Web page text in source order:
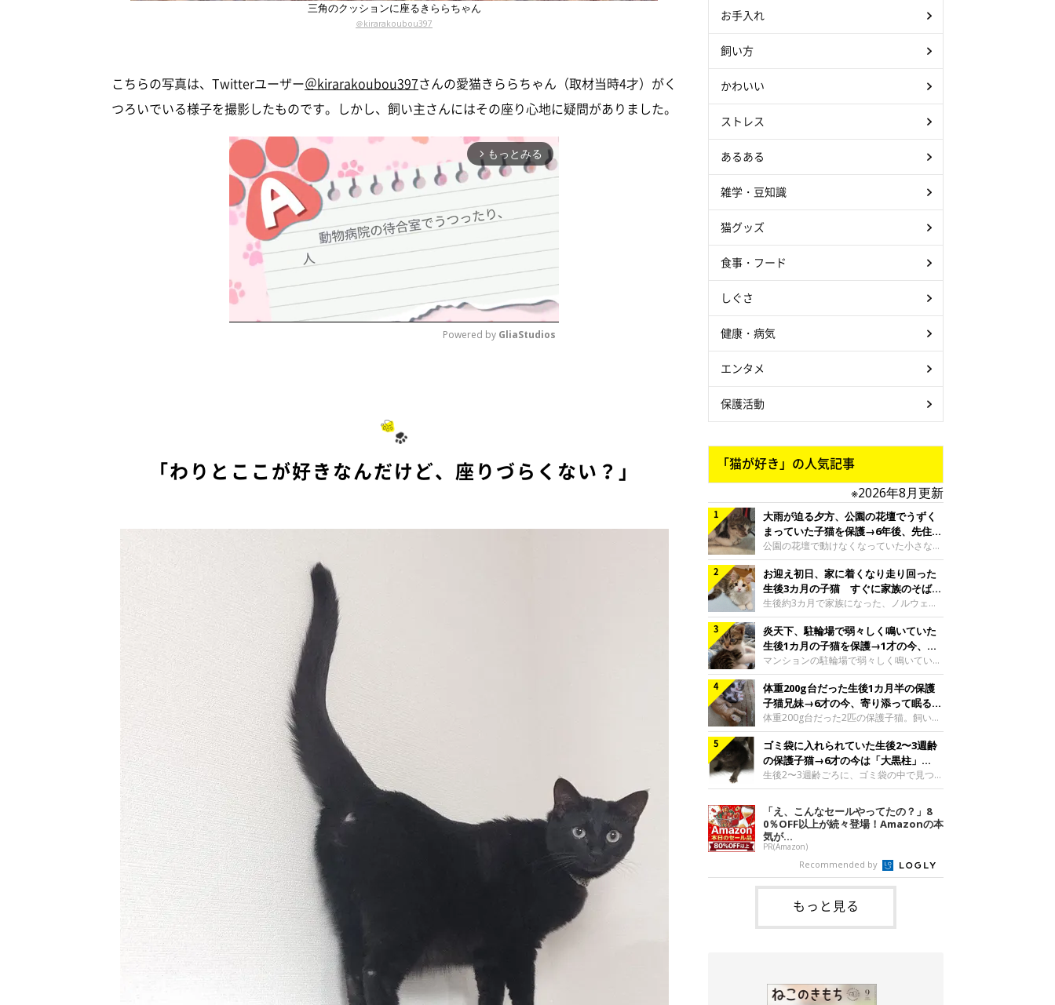
三角のクッションに座るきららちゃん
＠kirarakoubou397
こちらの写真は、Twitterユーザー＠kirarakoubou397さんの愛猫きららちゃん（取材当時4才）がく
つろいでいる様子を撮影したものです。しかし、飼い主さんにはその座り心地に疑問がありました。
arrow_forward_ios もっとみる
Powered by GliaStudios
「わりとここが好きなんだけど、座りづらくない？」
お手入れ
飼い方
かわいい
ストレス
あるある
雑学・豆知識
猫グッズ
食事・フード
しぐさ
健康・病気
エンタメ
保護活動
「猫が好き」の人気記事
※2026年8月更新
大雨が迫る夕方、公園の花壇でうずく
まっていた子猫を保護→6年後、先住猫
と“姉妹”のような関係に
公園の花壇で動けなくなっていた小さな子
猫。家族に迎えられてから6年、先住猫と
の間には深い絆が育まれていました。保護
当時のティダちゃん。
@muumuu62197189紹介するのは、
X（旧Twitter）ユーザー
@muumuu62197189さんの愛猫・ティダ
ちゃん（取材時6才）の成長記録です。こ
ちらは、生後3カ月ごろのティダちゃん。
飼い主さんが出会ったのは、夜から大雨に
なると予報されていた日の夕方でした。花
壇で動けずにいた子猫保護したばかりのテ
ィダちゃん。@muumuu62197189飼い主
さんは、公園の
お迎え初日、家に着くなり走り回った
生後3カ月の子猫 すぐに家族のそばで
落ち着く姿に「迎えてよかった」
生後約3カ月で家族になった、ノルウェー
ジャンフォレストキャットの子猫。お迎え
翌日には、すでに家でくつろぐ様子を見せ
ていました。お迎え翌日、ベッドでうとう
とするむうちゃんお迎え翌日のむうちゃ
ん。@umimugi0304紹介するのは、
Instagramユーザー@umimugi0304さんの
愛猫・むうちゃん（撮影時、生後約3カ月
／ノルウェージャンフォレストキャッ
ト）。こちらは、お迎え翌日に撮影された
一枚。ゴハンをお腹いっぱい食べたむうち
ゃんは眠くなり、飼い主さん夫婦のベッド
でうとうとし始めたのだとか。飼い主さ
炎天下、駐輪場で弱々しく鳴いていた
生後1カ月の子猫を保護→1才の今、筋
肉質でツンデレなコに成長
マンションの駐輪場で弱々しく鳴いてい
た、生後1カ月ほどの子猫。家族に迎えら
れてから1年、体も行動も大きく成長しま
した。炎天下の駐輪場で鳴いていた小さな
子猫保護当時のモモちゃん。@Kingponzu
紹介するのは、X（旧Twitter）ユーザー
@Kingponzuさんの愛猫・モモちゃん（取
材時1才）の成長記録です。こちらは、モ
モちゃんが生後1カ月ごろに撮影された一
枚。飼い主さんの自宅マンションの駐輪場
です。子猫時代のモモちゃん。
@Kingponzuその日は気温が35℃を
体重200g台だった生後1カ月半の保護
子猫兄妹→6才の今、寄り添って眠る姿
にほっこり！
体重200g台だった2匹の保護子猫。飼い主
さんの家族になってから6年、ともに成長
するなかで、2匹の関係にも少しずつ変化
が見られました。家族になったばかりの小
さな兄妹猫（写真上から）妹猫・てんちゃ
ん、兄猫・ラムくん。@ten_ramu紹介す
@ten_ramuさんの愛猫・ラムくんとてん
ちゃん（ともに取材時6才）の成長記録で
す。この写真は、お迎えして間もない生後
1カ月半ごろの2匹。当時、ラムくんは260
グラム、てんちゃんは209グラムと、どち
らもとても小さな体でした。2匹
ゴミ袋に入れられていた生後2〜3週齢
の保護子猫→6才の今は「大黒柱」
に！ 美しい黒猫に成長した姿にグッ
とくる
生後2〜3週齢ごろに、ゴミ袋の中で見つか
った小さな命。ミルクから育てられたその
子猫は今、家族に欠かせない存在へと成長
しました。ゴミ袋の中で見つかった、ミニ
モグラのような子猫よちよち歩きをしてい
たころの、生後2〜3週齢ごろのドンちゃ
ん。@doddou_1今回紹介するのは、
X（旧Twitter）ユーザー@doddou_1さん
の愛猫・ドンちゃん（取材時、推定6才／
本名：ドミトリー・ドンスコイ）。ドンち
ゃんは、保護猫でした。ドンちゃんが見つ
かったのは、飼い主さんの姉の勤め先の敷
「え、こんなセールやってたの？」8
0％OFF以上が続々登場！Amazonの本
気が...
PR(Amazon)
Recommended by
もっと見る